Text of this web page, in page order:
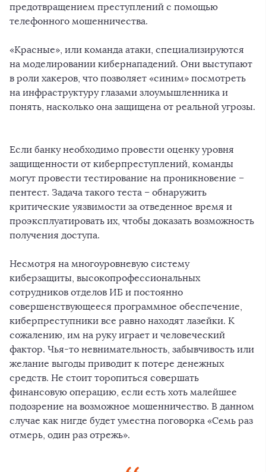
предотвращением преступлений с помощью
телефонного мошенничества.
«Красные», или команда атаки, специализируются
на моделировании кибернападений. Они выступают
в роли хакеров, что позволяет «синим» посмотреть
на инфраструктуру глазами злоумышленника и
понять, насколько она защищена от реальной угрозы.
Если банку необходимо провести оценку уровня
защищенности от киберпреступлений, команды
могут провести тестирование на проникновение –
пентест. Задача такого теста – обнаружить
критические уязвимости за отведенное время и
проэксплуатировать их, чтобы доказать возможность
получения доступа.
Несмотря на многоуровневую систему
киберзащиты, высокопрофессиональных
сотрудников отделов ИБ и постоянно
совершенствующееся программное обеспечение,
киберпреступники все равно находят лазейки. К
сожалению, им на руку играет и человеческий
фактор. Чья-то невнимательность, забывчивость или
желание выгоды приводит к потере денежных
средств. Не стоит торопиться совершать
финансовую операцию, если есть хоть малейшее
подозрение на возможное мошенничество. В данном
случае как нигде будет уместна поговорка «Семь раз
отмерь, один раз отрежь».